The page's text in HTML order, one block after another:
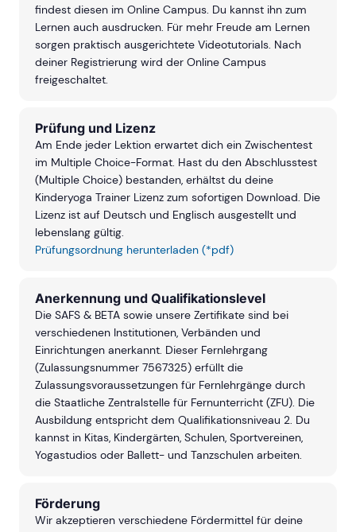
findest diesen im Online Campus. Du kannst ihn zum
Lernen auch ausdrucken. Für mehr Freude am Lernen
sorgen praktisch ausgerichtete Videotutorials. Nach
deiner Registrierung wird der Online Campus
freigeschaltet.
Prüfung und Lizenz
Am Ende jeder Lektion erwartet dich ein Zwischentest
im Multiple Choice-Format. Hast du den Abschlusstest
(Multiple Choice) bestanden, erhältst du deine
Kinderyoga Trainer Lizenz zum sofortigen Download. Die
Lizenz ist auf Deutsch und Englisch ausgestellt und
lebenslang gültig.
Prüfungsordnung herunterladen (*pdf)
Anerkennung und Qualifikationslevel
Die SAFS & BETA sowie unsere Zertifikate sind bei
verschiedenen Institutionen, Verbänden und
Einrichtungen anerkannt. Dieser Fernlehrgang
(Zulassungsnummer 7567325) erfüllt die
Zulassungsvoraussetzungen für Fernlehrgänge durch
die Staatliche Zentralstelle für Fernunterricht (ZFU). Die
Ausbildung entspricht dem Qualifikationsniveau 2. Du
kannst in Kitas, Kindergärten, Schulen, Sportvereinen,
Yogastudios oder Ballett- und Tanzschulen arbeiten.
Förderung
Wir akzeptieren verschiedene Fördermittel für deine